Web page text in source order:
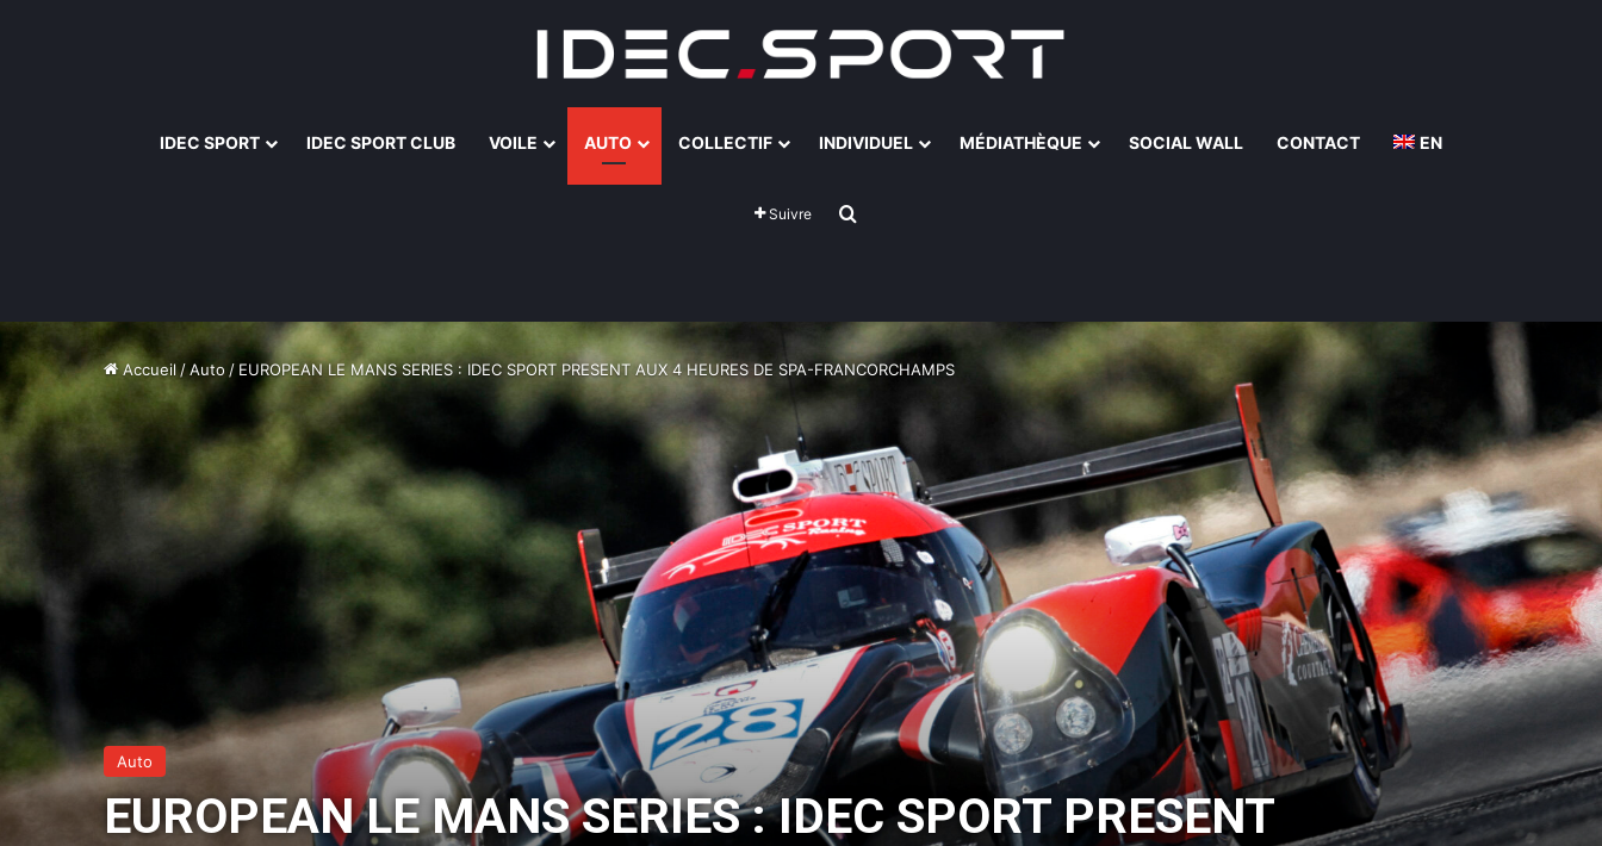
IDEC SPORT IDEC SPORT CLUB VOILE AUTO COLLECTIF INDIVIDUEL MÉDIATHÈQUE SOCIAL WALL CONTACT EN
Suivre
Accueil /Auto / EUROPEAN LE MANS SERIES : IDEC SPORT PRESENT AUX 4 HEURES DE SPA-FRANCORCHAMPS
Auto
EUROPEAN LE MANS SERIES : IDEC SPORT PRESENT